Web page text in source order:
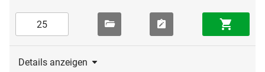
Details anzeigen